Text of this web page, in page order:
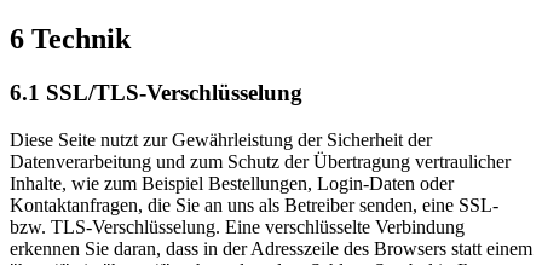
6 Technik
6.1 SSL/TLS-Verschlüsselung
Diese Seite nutzt zur Gewährleistung der Sicherheit der
Datenverarbeitung und zum Schutz der Übertragung vertraulicher
Inhalte, wie zum Beispiel Bestellungen, Login-Daten oder
Kontaktanfragen, die Sie an uns als Betreiber senden, eine SSL-
bzw. TLS-Verschlüsselung. Eine verschlüsselte Verbindung
erkennen Sie daran, dass in der Adresszeile des Browsers statt einem